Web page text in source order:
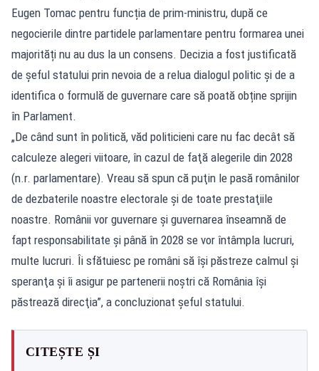
Eugen Tomac pentru funcția de prim-ministru, după ce
negocierile dintre partidele parlamentare pentru formarea unei
majorități nu au dus la un consens. Decizia a fost justificată
de șeful statului prin nevoia de a relua dialogul politic și de a
identifica o formulă de guvernare care să poată obține sprijin
în Parlament.
„De când sunt în politică, văd politicieni care nu fac decât să
calculeze alegeri viitoare, în cazul de faţă alegerile din 2028
(n.r. parlamentare). Vreau să spun că puţin le pasă românilor
de dezbaterile noastre electorale şi de toate prestaţiile
noastre. Românii vor guvernare şi guvernarea înseamnă de
fapt responsabilitate şi până în 2028 se vor întâmpla lucruri,
multe lucruri. Îi sfătuiesc pe români să îşi păstreze calmul şi
speranţa şi îi asigur pe partenerii noştri că România îşi
păstrează direcţia”, a concluzionat șeful statului.
CITEȘTE ȘI